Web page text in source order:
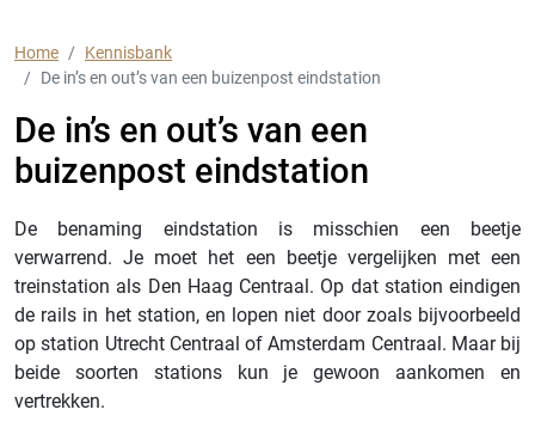
Home
Kennisbank
De in’s en out’s van een buizenpost eindstation
De in’s en out’s van een
buizenpost eindstation
De benaming eindstation is misschien een beetje
verwarrend. Je moet het een beetje vergelijken met een
treinstation als Den Haag Centraal. Op dat station eindigen
de rails in het station, en lopen niet door zoals bijvoorbeeld
op station Utrecht Centraal of Amsterdam Centraal. Maar bij
beide soorten stations kun je gewoon aankomen en
vertrekken.